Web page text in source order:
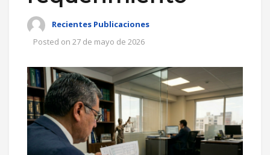
Recientes Publicaciones
Posted on 27 de mayo de 2026